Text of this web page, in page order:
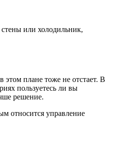
или холодильник,
плане тоже не отстает. В
пользуетесь ли вы
решение.
относится управление